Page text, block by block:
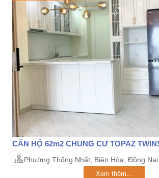
CĂN HỘ 62m2 CHUNG CƯ TOPAZ
Phường Thống Nhất, Biên Hòa, Đồng Nai
Xem thêm...